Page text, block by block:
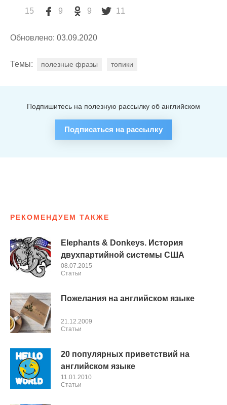
15 9 9 11
Обновлено: 03.09.2020
Темы: полезные фразы топики
Подпишитесь на полезную рассылку об английском
Подписаться на рассылку
РЕКОМЕНДУЕМ ТАКЖЕ
Elephants & Donkeys. История
двухпартийной системы США
08.07.2015
Cтатьи
Пожелания на английском языке
21.12.2009
Cтатьи
20 популярных приветствий на
английском языке
11.01.2010
Cтатьи